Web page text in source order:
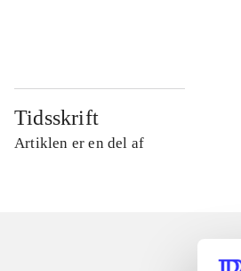
Tidsskrift
Artiklen er en del af